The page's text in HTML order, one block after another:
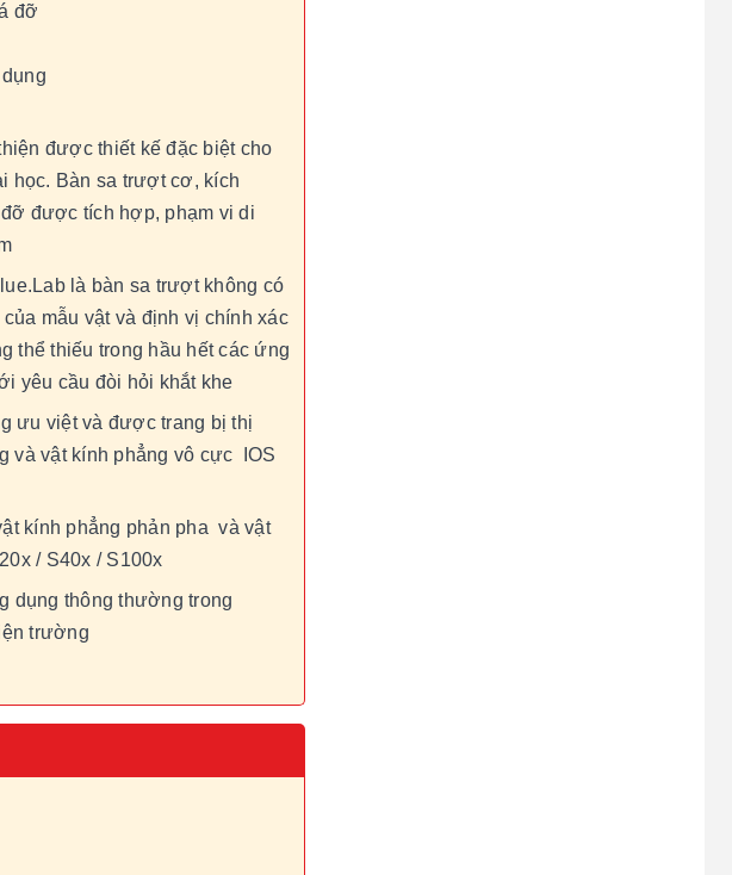
đỡ
được thiết kế đặc biệt cho
học. Bàn sa trượt cơ, kích
được tích hợp, phạm vi di
là bàn sa trượt không có
mẫu vật và định vị chính xác
thể thiếu trong hầu hết các ứng
yêu cầu đòi hỏi khắt khe
ưu việt và được trang bị thị
và vật kính phẳng vô cực IOS
kính phẳng phản pha và vật
/ S40x / S100x
dụng thông thường trong
trường